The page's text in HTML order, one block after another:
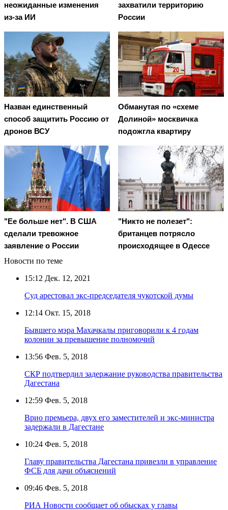
неожиданные изменения
из-за ИИ
захватили территорию
России
Назван единственный
способ защитить Россию от
дронов ВСУ
Обманутая по «схеме
Долиной» москвичка
подожгла квартиру
"Ее больше нет". В США
сделали тревожное
заявление о России
"Никто не полезет":
британцев потрясло
происходящее в Одессе
Новости по теме
15:12 Дек. 12, 2021
Суд арестовал экс-председателя чукотской думы
12:14 Окт. 15, 2018
Бывшего мэра Махачкалы приговорили к 4 годам
колонии за превышение полномочий
13:56 Фев. 5, 2018
СКР подтвердил задержание руководства правительства
Дагестана
12:59 Фев. 5, 2018
Врио премьера, двух его заместителей и экс-министра
задержали в Дагестане
10:24 Фев. 5, 2018
Главу правительства Дагестана привезли в управление
ФСБ для дачи объяснений
09:46 Фев. 5, 2018
РИА Новости сообщает об обысках у главы